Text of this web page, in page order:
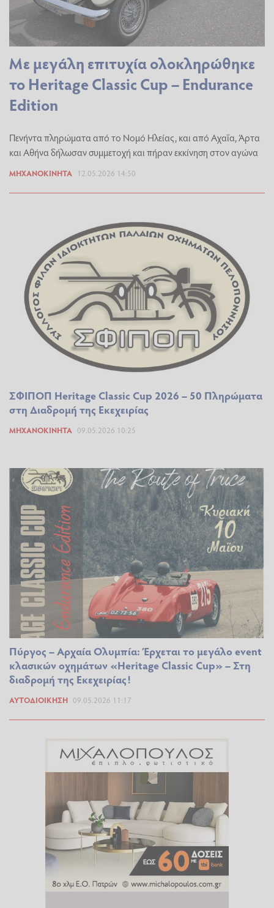
Με μεγάλη επιτυχία ολοκληρώθηκε
το Heritage Classic Cup – Endurance
Edition
Πενήντα πληρώματα από το Νομό Ηλείας, και από Αχαΐα, Άρτα
και Αθήνα δήλωσαν συμμετοχή και πήραν εκκίνηση στον αγώνα
ΜΗΧΑΝΟΚΊΝΗΤΑ 12.05.2026 14:50
ΣΦΙΠΟΠ Heritage Classic Cup 2026 – 50 Πληρώματα
στη Διαδρομή της Εκεχειρίας
ΜΗΧΑΝΟΚΊΝΗΤΑ 09.05.2026 10:25
Πύργος – Αρχαία Ολυμπία: Έρχεται το μεγάλο event
κλασικών οχημάτων «Heritage Classic Cup» – Στη
διαδρομή της Εκεχειρίας!
ΑΥΤΟΔΙΟΊΚΗΣΗ 09.05.2026 11:17